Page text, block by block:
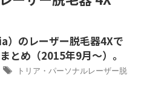
）のレーザー脱毛器4Xで
とめ（2015年9月～）。
トリア・パーソナルレーザー脱